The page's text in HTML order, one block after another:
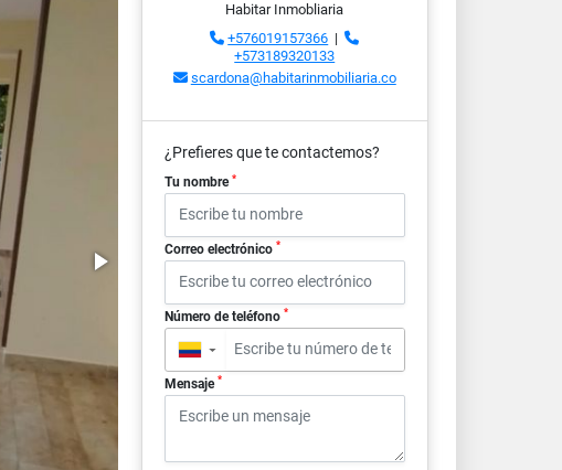
Habitar Inmobliaria
+576019157366 |
+573189320133
scardona@habitarinmobiliaria.co
¿Prefieres que te contactemos?
Tu nombre *
Correo electrónico *
Número de teléfono *
▼
Mensaje *